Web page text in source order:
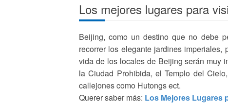
Los mejores lugares para
Beijing, como un destino que no debe
recorrer los elegante jardines
vida de los locales de Beijing serán muy
la Ciudad Prohibida, el Templo del
callejones como Hutongs ect.
Querer saber más: Los Mejores Lugares